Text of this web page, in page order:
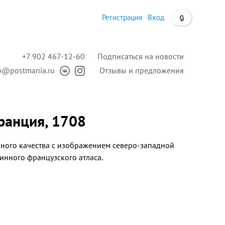
🔒
Регистрация Вход
Подписаться на новости
Отзывы и предложения
+7 902 467-12-60
1708
качества с изображением северо-западной
французского атласа.